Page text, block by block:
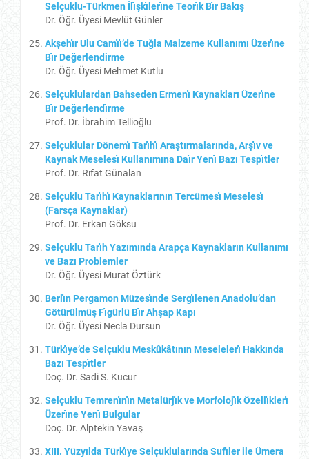
Selçuklu-Türkmen İlı̇şkı̇lerı̇ne Teorı̇k Bı̇r Bakış
Dr. Öğr. Üyesi Mevlüt Günler
Akşehı̇r Ulu Camı̇ı̇’de Tuğla Malzeme Kullanımı Üzerı̇ne
Bı̇r Değerlendirme
Dr. Öğr. Üyesi Mehmet Kutlu
Selçuklulardan Bahseden Ermenı̇ Kaynakları Üzerı̇ne
Bı̇r Değerlendı̇rme
Prof. Dr. İbrahim Tellioğlu
Selçuklular Dönemı̇ Tarı̇hı̇ Araştırmalarında, Arşı̇v ve
Kaynak Meselesı̇ Kullanımına Daı̇r Yenı̇ Bazı Tespı̇tler
Prof. Dr. Rıfat Günalan
Selçuklu Tarı̇hı̇ Kaynaklarının Tercümesı̇ Meselesı̇
(Farsça Kaynaklar)
Prof. Dr. Erkan Göksu
Selçuklu Tarı̇h Yazımında Arapça Kaynakların Kullanımı
ve Bazı Problemler
Dr. Öğr. Üyesi Murat Öztürk
Berlı̇n Pergamon Müzesı̇nde Sergı̇lenen Anadolu’dan
Götürülmüş Fı̇gürlü Bı̇r Ahşap Kapı
Dr. Öğr. Üyesi Necla Dursun
Türkı̇ye’de Selçuklu Meskûkâtının Meselelerı̇ Hakkında
Bazı Tespı̇tler
Doç. Dr. Sadi S. Kucur
Selçuklu Temrenı̇nı̇n Metalürjı̇k ve Morfolojı̇k Özellı̇klerı̇
Üzerı̇ne Yenı̇ Bulgular
Doç. Dr. Alptekin Yavaş
XIII. Yüzyılda Türkı̇ye Selçuklularında Sufı̇ler ile Ümera